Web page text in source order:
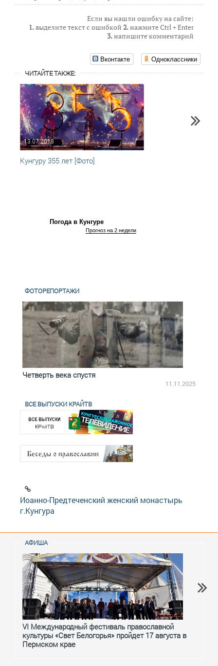
Если вы нашли ошибку на сайте:
1.выделите текст с ошибкой 2.нажмите Ctrl + Enter
3.напишите комментарий
Вконтакте Одноклассники
ЧИТАЙТЕ ТАКЖЕ:
13.07.2018
Кунгуру 355 лет [Фото]
Погода в Кунгуре
Прогноз на 2 недели
ФОТОРЕПОРТАЖИ
Четверть века спустя
11.11.2025
ВСЕ ВЫПУСКИ КРАЙТВ
Иоанно-Предтеченский женский монастырь
г.Кунгура
АФИША
VI Международный фестиваль православной
культуры «Свет Белогорья» пройдет 17 августа в
Пермском крае